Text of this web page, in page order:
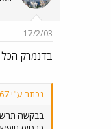
17/2/03
בדנמרק
נכתב ע"י dror1234567:
בבקשה